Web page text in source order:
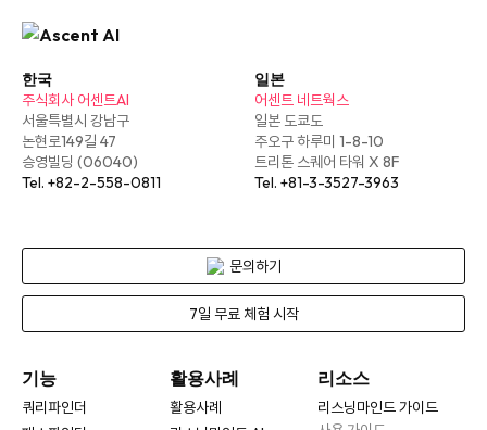
한국
주식회사 어센트AI
서울특별시 강남구
논현로149길 47
승영빌딩 (06040)
Tel. +82-2-558-0811
일본
어센트 네트웍스
일본 도쿄도
주오구 하루미 1-8-10
트리톤 스퀘어 타워 X 8F
Tel. +81-3-3527-3963
문의하기
7일 무료 체험 시작
기능
쿼리파인더
활용사례
활용사례
리소스
리스닝마인드 가이드